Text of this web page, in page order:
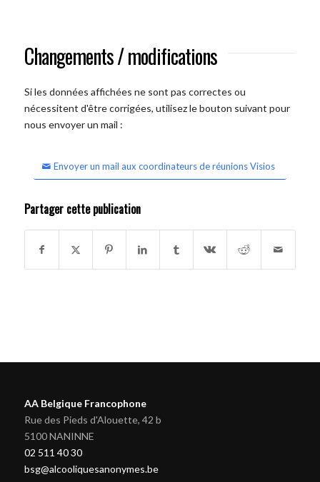
Changements / modifications
Si les données affichées ne sont pas correctes ou
nécessitent d'être corrigées, utilisez le bouton suivant pour
nous envoyer un mail :
Envoyer un mail aux coordinateurs de réunions Visios
Partager cette publication
AA Belgique Francophone
Rue des Pieds d'Alouette, 42 b
5100 NANINNE
02 511 40 30
bsg@alcooliquesanonymes.be